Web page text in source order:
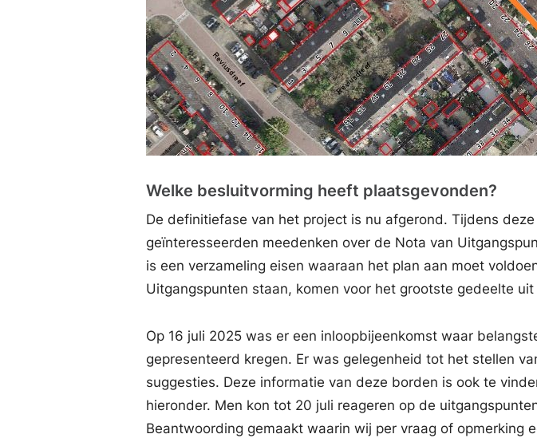
Welke besluitvorming heeft plaatsgevonden?
De definitiefase van het project is nu afgerond. Tijdens
geïnteresseerden meedenken over de Nota van
is een verzameling eisen waaraan het plan aan moet
Uitgangspunten staan, komen voor het grootste gedeelte
Op 16 juli 2025 was er een inloopbijeenkomst waar
gepresenteerd kregen. Er was gelegenheid tot het stellen
suggesties. Deze informatie van deze borden is ook te
hieronder. Men kon tot 20 juli reageren op de
Beantwoording gemaakt waarin wij per vraag of opmerking